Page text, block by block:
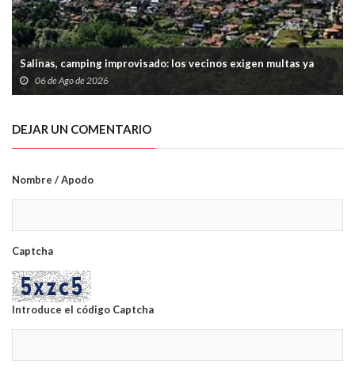
Salinas, camping improvisado: los vecinos exigen multas ya
06 de Ago de 2026
DEJAR UN COMENTARIO
Nombre / Apodo
Captcha
Introduce el código Captcha